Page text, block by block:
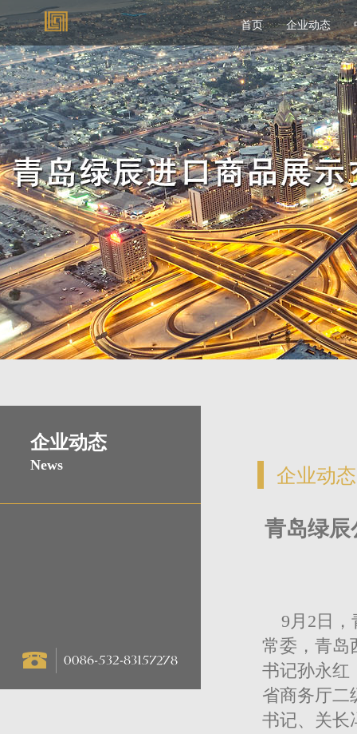
首页 企业动态
企业动态
News 企业动态
青岛绿
9月2日，
常委，青岛
书记孙永红
省商务厅二
书记、关长